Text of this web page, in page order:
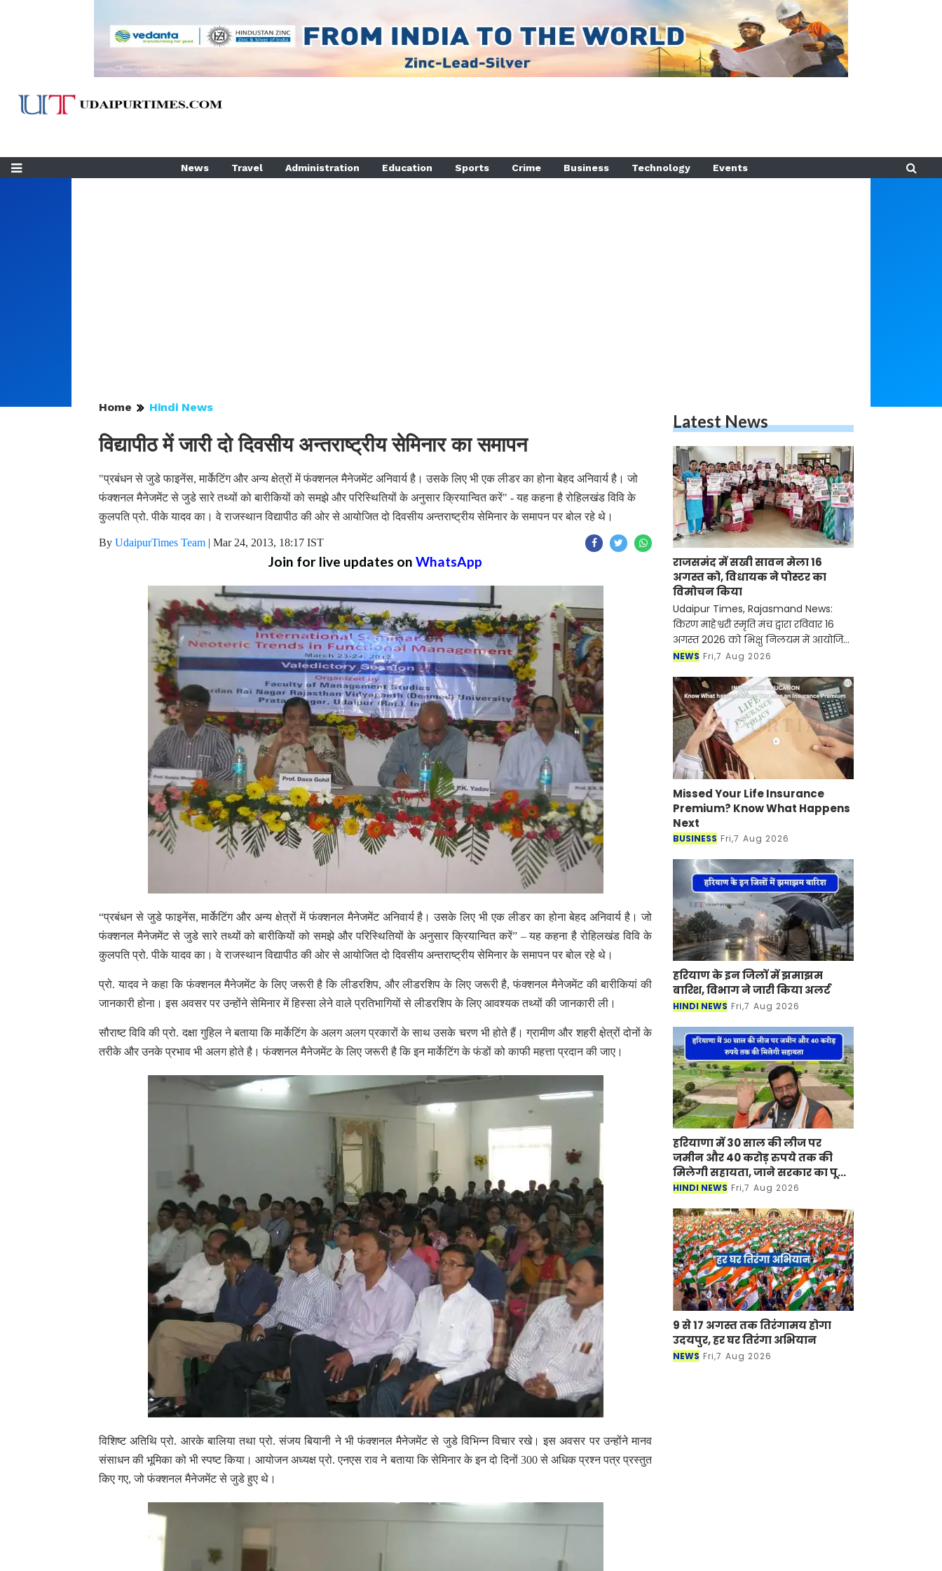
News Travel Administration Education Sports Crime Business Technology Events
Home Hindi News
विद्यापीठ में जारी दो दिवसीय अन्तराष्ट्रीय सेमिनार का समापन
"प्रबंधन से जुडे फाइनेंस, मार्केटिंग और अन्य क्षेत्रों में फंक्शनल मैनेजमेंट अनिवार्य है। उसके लिए भी एक लीडर का होना बेहद अनिवार्य है। जो
फंक्शनल मैनेजमेंट से जुडे सारे तथ्यों को बारीकियों को समझे और परिस्थितियों के अनुसार क्रियान्वित करें" - यह कहना है रोहिलखंड विवि के
कुलपति प्रो. पीके यादव का। वे राजस्थान विद्यापीठ की ओर से आयोजित दो दिवसीय अन्तराष्ट्रीय सेमिनार के समापन पर बोल रहे थे।
By UdaipurTimes Team | Mar 24, 2013, 18:17 IST
Join for live updates on WhatsApp
“प्रबंधन से जुडे फाइनेंस, मार्केटिंग और अन्य क्षेत्रों में फंक्शनल मैनेजमेंट अनिवार्य है। उसके लिए भी एक लीडर का होना बेहद अनिवार्य है। जो
फंक्शनल मैनेजमेंट से जुडे सारे तथ्यों को बारीकियों को समझे और परिस्थितियों के अनुसार क्रियान्वित करें” – यह कहना है रोहिलखंड विवि के
कुलपति प्रो. पीके यादव का। वे राजस्थान विद्यापीठ की ओर से आयोजित दो दिवसीय अन्तराष्ट्रीय सेमिनार के समापन पर बोल रहे थे।
प्रो. यादव ने कहा कि फंक्शनल मैनेजमेंट के लिए जरूरी है कि लीडरशिप, और लीडरशिप के लिए जरूरी है, फंक्शनल मैनेजमेंट की बारीकियां की
जानकारी होना। इस अवसर पर उन्होंने सेमिनार में हिस्सा लेने वाले प्रतिभागियों से लीडरशिप के लिए आवश्यक तथ्यों की जानकारी ली।
सौराष्ट विवि की प्रो. दक्षा गुहिल ने बताया कि मार्केटिंग के अलग अलग प्रकारों के साथ उसके चरण भी होते हैं। ग्रामीण और शहरी क्षे़त्रों दोनों के
तरीके और उनके प्रभाव भी अलग होते है। फंक्शनल मैनेजमेंट के लिए जरूरी है कि इन मार्केटिंग के फंडों को काफी महत्ता प्रदान की जाए।
विशिष्ट अतिथि प्रो. आरके बालिया तथा प्रो. संजय बियानी ने भी फंक्शनल मैनेजमेंट से जुडे विभिन्न विचार रखे। इस अवसर पर उन्होंने मानव
संसाधन की भूमिका को भी स्पष्ट किया। आयोजन अध्यक्ष प्रो. एनएस राव ने बताया कि सेमिनार के इन दो दिनों 300 से अधिक प्रश्न पत्र प्रस्तुत
किए गए, जो फंक्शनल मैनेजमेंट से जुडे हुए थे।
Latest News
राजसमंद में सखी सावन मेला 16
अगस्त को, विधायक ने पोस्टर का
विमोचन किया
Udaipur Times, Rajasmand News:
किरण माहेश्वरी स्मृति मंच द्वारा रविवार 16
अगस्त 2026 को भिक्षु निलयम में आयोजित
होने वाले "सखी सावन मेला" की तैयारियों के
महिलाओं
NEWS Fri,7 Aug 2026
Missed Your Life Insurance
Premium? Know What Happens
Next
BUSINESS Fri,7 Aug 2026
हरियाण के इन जिलों में झमाझम
बारिश, विभाग ने जारी किया अलर्ट
HINDI NEWS Fri,7 Aug 2026
हरियाणा में 30 साल की लीज पर
जमीन और 40 करोड़ रुपये तक की
मिलेगी सहायता, जाने सरकार का पूरा
प्लान ?
HINDI NEWS Fri,7 Aug 2026
9 से 17 अगस्त तक तिरंगामय होगा
उदयपुर, हर घर तिरंगा अभियान
NEWS Fri,7 Aug 2026